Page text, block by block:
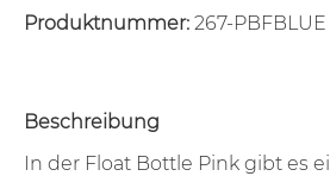
Produktnummer: 267-PBFBLUE
Beschreibung
In der Float Bottle Pink gibt es